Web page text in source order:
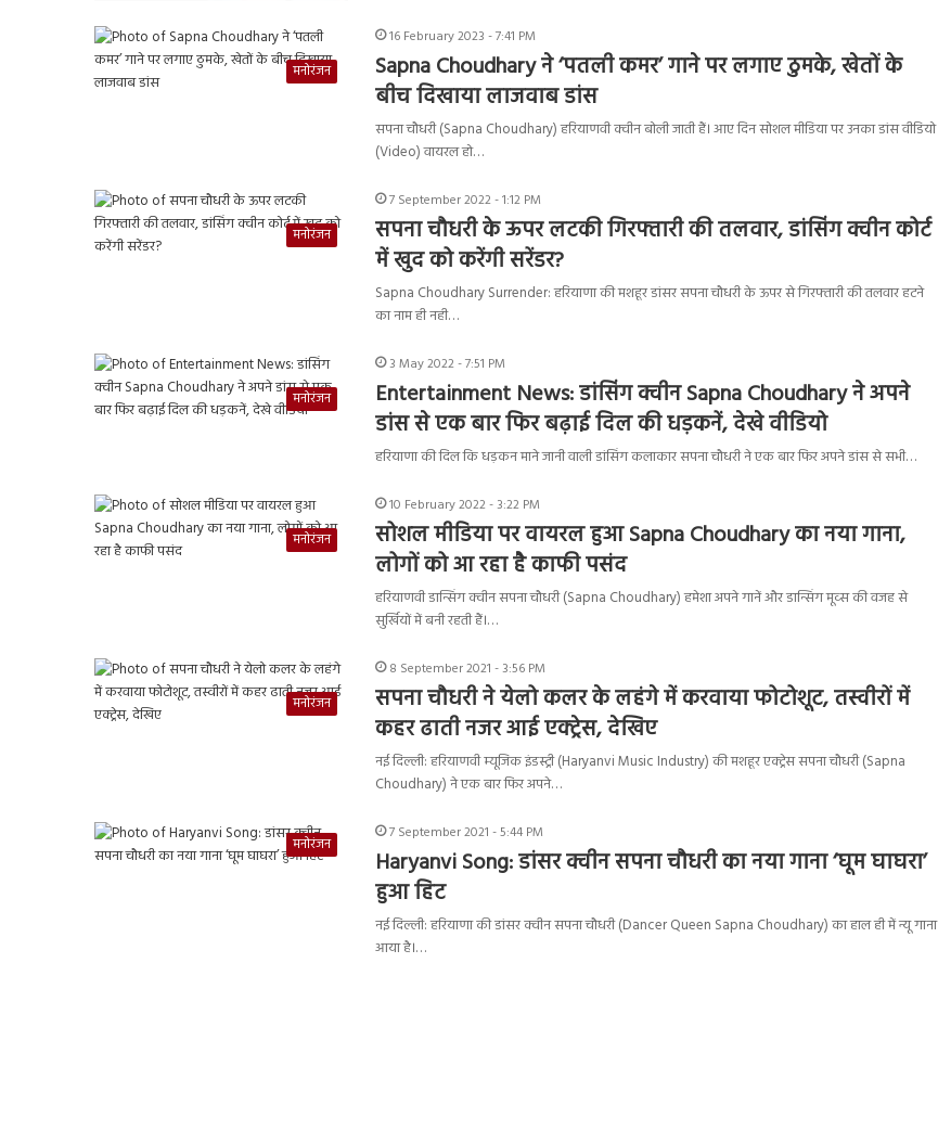
मनोरंजन
16 February 2023 - 7:41 PM
Sapna Choudhary ने ‘पतली कमर’ गाने पर लगाए ठुमके, खेतों के
बीच दिखाया लाजवाब डांस
सपना चौधरी (Sapna Choudhary) हरियाणवी क्वीन बोली जाती हैं। आए दिन सोशल मीडिया पर उनका डांस वीडियो
(Video) वायरल हो…
मनोरंजन
7 September 2022 - 1:12 PM
सपना चौधरी के ऊपर लटकी गिरफ्तारी की तलवार, डांसिंग क्वीन कोर्ट
में खुद को करेंगी सरेंडर?
Sapna Choudhary Surrender: हरियाणा की मशहूर डांसर सपना चौधरी के ऊपर से गिरफ्तारी की तलवार हटने
का नाम ही नही…
मनोरंजन
3 May 2022 - 7:51 PM
Entertainment News: डांसिंग क्वीन Sapna Choudhary ने अपने
डांस से एक बार फिर बढ़ाई दिल की धड़कनें, देखे वीडियो
हरियाणा की दिल कि धड़कन माने जानी वाली डांसिंग कलाकार सपना चौधरी ने एक बार फिर अपने डांस से सभी…
मनोरंजन
10 February 2022 - 3:22 PM
सोशल मीडिया पर वायरल हुआ Sapna Choudhary का नया गाना,
लोगों को आ रहा है काफी पसंद
हरियाणवी डान्सिंग क्वीन सपना चौधरी (Sapna Choudhary) हमेशा अपने गानें और डान्सिंग मूव्स की वजह से
सुर्खियों में बनी रहती हैं।…
मनोरंजन
8 September 2021 - 3:56 PM
सपना चौधरी ने येलो कलर के लहंगे में करवाया फोटोशूट, तस्वीरों में
कहर ढाती नजर आई एक्ट्रेस, देखिए
नई दिल्ली: हरियाणवी म्यूजिक इंडस्ट्री (Haryanvi Music Industry) की मशहूर एक्ट्रेस सपना चौधरी (Sapna
Choudhary) ने एक बार फिर अपने…
मनोरंजन
7 September 2021 - 5:44 PM
Haryanvi Song: डांसर क्वीन सपना चौधरी का नया गाना ‘घूम घाघरा’
हुआ हिट
नई दिल्ली: हरियाणा की डांसर क्वीन सपना चौधरी (Dancer Queen Sapna Choudhary) का हाल ही में न्यू गाना
आया है।…